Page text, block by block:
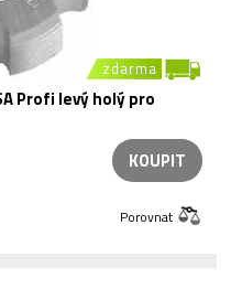
zdarma
Profi levý holý pro
KOUPIT
Porovnat